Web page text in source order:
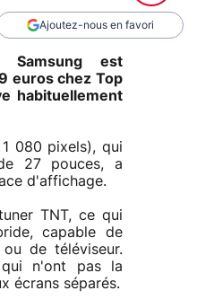
Ajoutez-nous en favori
est
euros chez Top
habituellement
080 pixels), qui
27 pouces, a
d'affichage.
TNT, ce qui
capable de
de téléviseur.
qui n'ont pas la
écrans séparés.